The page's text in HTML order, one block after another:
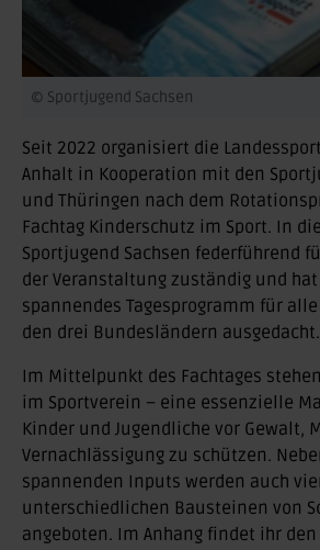
© Sportjugend Sachsen
Seit 2022 organisiert die
Anhalt in Kooperation mit den
und Thüringen nach dem
Fachtag Kinderschutz im Sport. In
Sportjugend Sachsen federführend
der Veranstaltung zuständig und
spannendes Tagesprogramm für
den drei Bundesländern ausgedacht.
Im Mittelpunkt des Fachtages
im Sportverein – eine essenzielle
Kinder und Jugendliche vor Gewalt,
Vernachlässigung zu schützen.
spannenden Inputs werden auch
unterschiedlichen Bausteinen von
angeboten. Im Anhang findet ihr